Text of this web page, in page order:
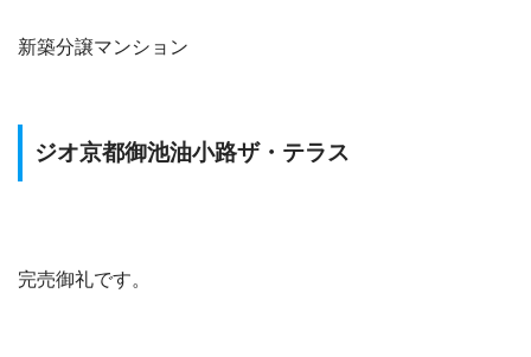
新築分譲マンション
ジオ京都御池油小路ザ・テラス
完売御礼です。